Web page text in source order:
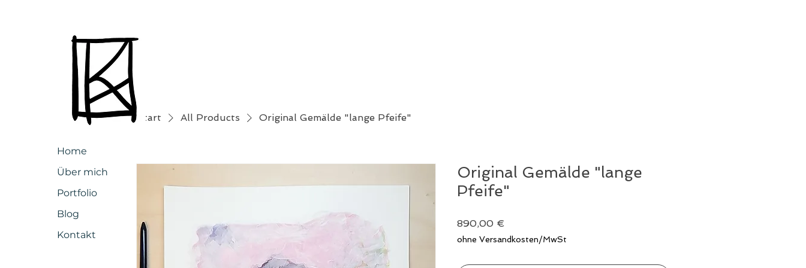
Home
Über mich
Portfolio
Blog
Kontakt
Start All Products Original Gemälde "lange Pfeife"
Original Gemälde "lange
Pfeife"
890,00 €
ohne Versandkosten/MwSt